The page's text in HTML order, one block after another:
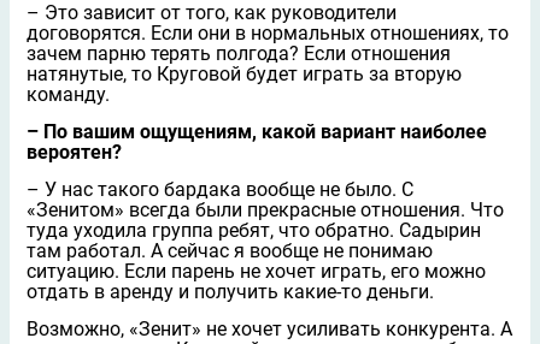
– Это зависит от того, как руководители
договорятся. Если они в нормальных отношениях, то
зачем парню терять полгода? Если отношения
натянутые, то Круговой будет играть за вторую
команду.
– По вашим ощущениям, какой вариант наиболее
вероятен?
– У нас такого бардака вообще не было. С
«Зенитом» всегда были прекрасные отношения. Что
туда уходила группа ребят, что обратно. Садырин
там работал. А сейчас я вообще не понимаю
ситуацию. Если парень не хочет играть, его можно
отдать в аренду и получить какие-то деньги.
Возможно, «Зенит» не хочет усиливать конкурента. А